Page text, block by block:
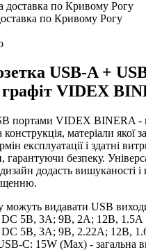
по Кривому Рогу
USB-A +
VIDEX
портами VIDEX BINERA -
конструкція, матеріали якої
експлуатації і здатні
гарантуючи безпеку.
додасть вишуканості
можуть видавати USB
5В, 3А; 9В, 2А; 12В, 1.5А
5В, 3А; 9В, 2.22А; 12В,
C: 15W (Max) - загальна